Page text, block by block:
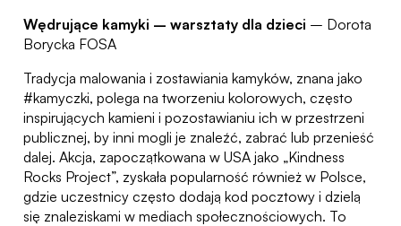
Wędrujące kamyki – warsztaty dla dzieci – Dorota
Borycka FOSA
Tradycja malowania i zostawiania kamyków, znana jako
#kamyczki, polega na tworzeniu kolorowych, często
inspirujących kamieni i pozostawianiu ich w przestrzeni
publicznej, by inni mogli je znaleźć, zabrać lub przenieść
dalej. Akcja, zapoczątkowana w USA jako „Kindness
Rocks Project”, zyskała popularność również w Polsce,
gdzie uczestnicy często dodają kod pocztowy i dzielą
się znaleziskami w mediach społecznościowych. To